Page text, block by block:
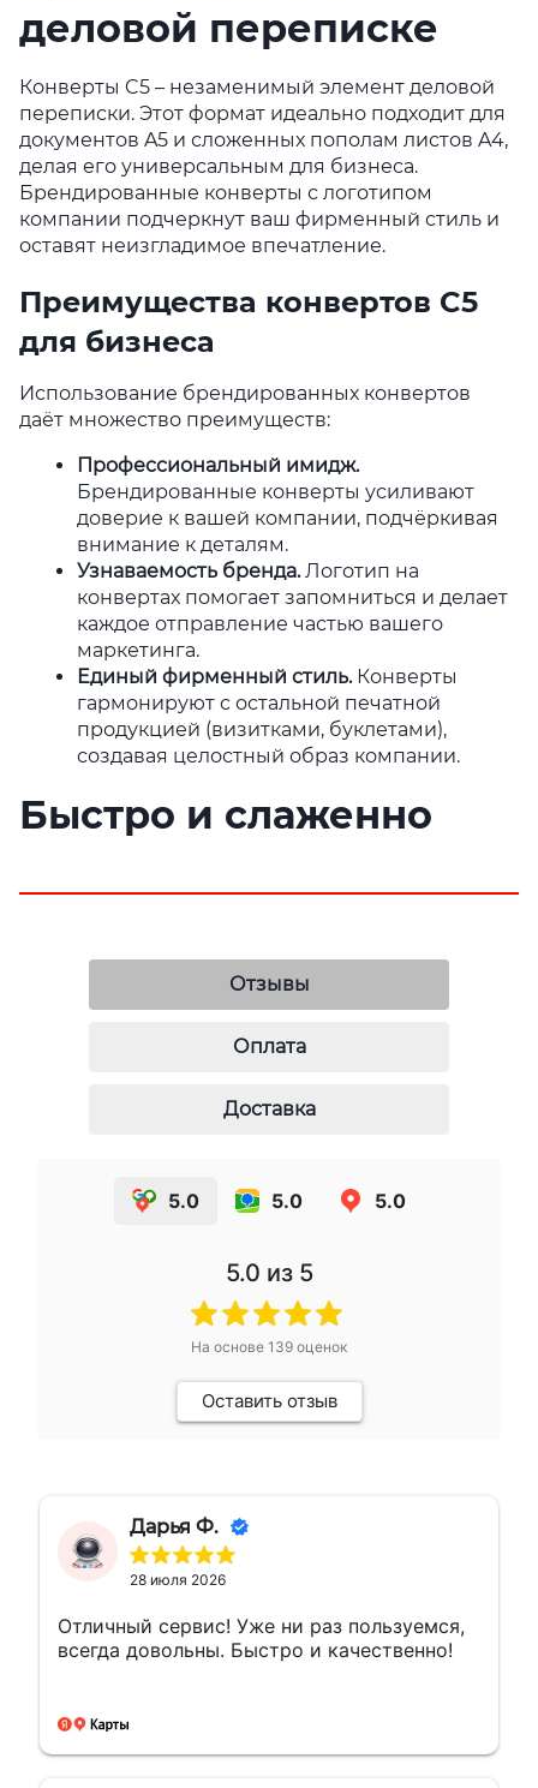
деловой переписке
Конверты C5 – незаменимый элемент деловой
переписки. Этот формат идеально подходит для
документов A5 и сложенных пополам листов A4,
делая его универсальным для бизнеса.
Брендированные конверты с логотипом
компании подчеркнут ваш фирменный стиль и
оставят неизгладимое впечатление.
Преимущества конвертов C5
для бизнеса
Использование брендированных конвертов
даёт множество преимуществ:
Профессиональный имидж.
Брендированные конверты усиливают
доверие к вашей компании, подчёркивая
внимание к деталям.
Узнаваемость бренда. Логотип на
конвертах помогает запомниться и делает
каждое отправление частью вашего
маркетинга.
Единый фирменный стиль. Конверты
гармонируют с остальной печатной
продукцией (визитками, буклетами),
создавая целостный образ компании.
Быстро и слаженно
Отзывы
Оплата
Доставка
5.0 5.0 5.0
5.0 из 5
На основе 139 оценок
Оставить отзыв
Дарья Ф.
28 июля 2026
Отличный сервис! Уже ни раз пользуемся,
всегда довольны. Быстро и качественно!